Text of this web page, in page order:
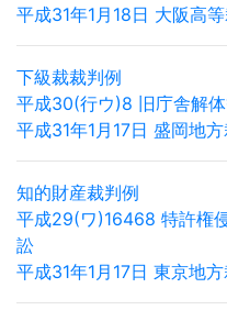
平成31年1月18日 大阪高
下級裁裁判例
平成30(行ウ)8 旧庁舎解
平成31年1月17日 盛岡地
知的財産裁判例
平成29(ワ)16468 特許権
訟
平成31年1月17日 東京地